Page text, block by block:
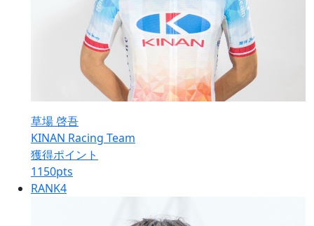
草場 啓吾
KINAN Racing Team
獲得ポイント
1150pts
RANK4